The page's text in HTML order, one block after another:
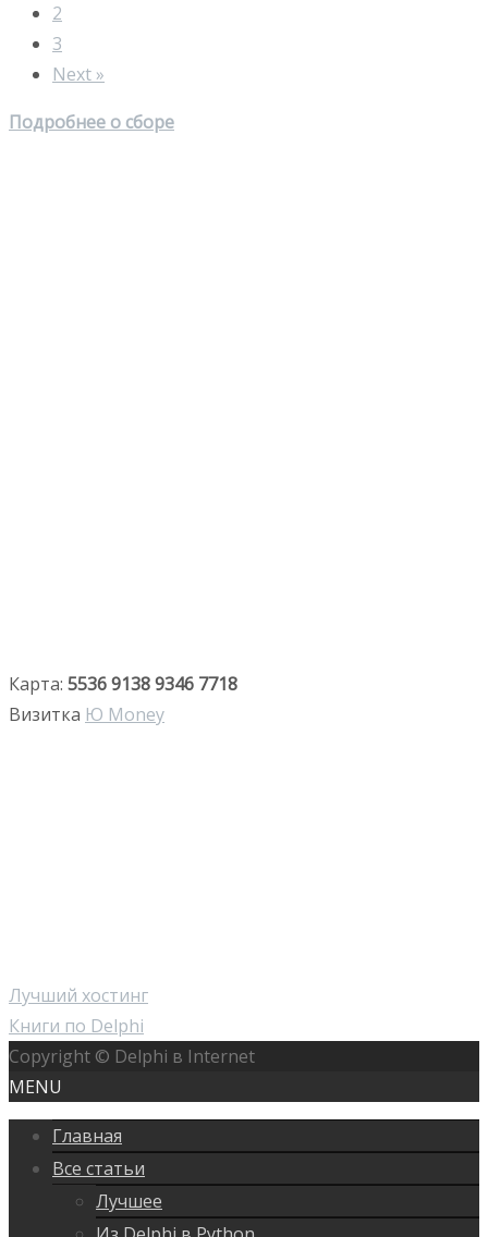
2
3
Next »
Подробнее о сборе
Карта: 5536 9138 9346 7718
Визитка Ю Money
Лучший хостинг
Книги по Delphi
Copyright © Delphi в Internet
MENU
Главная
Все статьи
Лучшее